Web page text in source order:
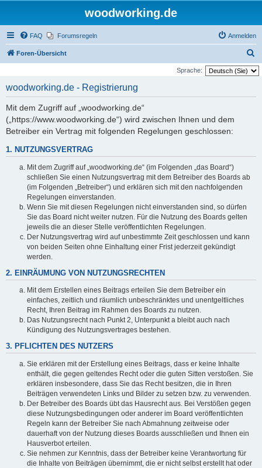
woodworking.de
FAQ Forumsregeln Anmelden
Foren-Übersicht
u
Sprache:
woodworking.de - Registrierung
Mit dem Zugriff auf „woodworking.de“
(„https://www.woodworking.de“) wird zwischen Ihnen und dem
Betreiber ein Vertrag mit folgenden Regelungen geschlossen:
1. NUTZUNGSVERTRAG
Mit dem Zugriff auf „woodworking.de“ (im Folgenden „das Board“)
schließen Sie einen Nutzungsvertrag mit dem Betreiber des Boards ab
(im Folgenden „Betreiber“) und erklären sich mit den nachfolgenden
Regelungen einverstanden.
Wenn Sie mit diesen Regelungen nicht einverstanden sind, so dürfen
Sie das Board nicht weiter nutzen. Für die Nutzung des Boards gelten
jeweils die an dieser Stelle veröffentlichten Regelungen.
Der Nutzungsvertrag wird auf unbestimmte Zeit geschlossen und kann
von beiden Seiten ohne Einhaltung einer Frist jederzeit gekündigt
werden.
2. EINRÄUMUNG VON NUTZUNGSRECHTEN
Mit dem Erstellen eines Beitrags erteilen Sie dem Betreiber ein
einfaches, zeitlich und räumlich unbeschränktes und unentgeltliches
Recht, Ihren Beitrag im Rahmen des Boards zu nutzen.
Das Nutzungsrecht nach Punkt 2, Unterpunkt a bleibt auch nach
Kündigung des Nutzungsvertrages bestehen.
3. PFLICHTEN DES NUTZERS
Sie erklären mit der Erstellung eines Beitrags, dass er keine Inhalte
enthält, die gegen geltendes Recht oder die guten Sitten verstoßen. Sie
erklären insbesondere, dass Sie das Recht besitzen, die in Ihren
Beiträgen verwendeten Links und Bilder zu setzen bzw. zu verwenden.
Der Betreiber des Boards übt das Hausrecht aus. Bei Verstößen gegen
diese Nutzungsbedingungen oder anderer im Board veröffentlichten
Regeln kann der Betreiber Sie nach Abmahnung zeitweise oder
dauerhaft von der Nutzung dieses Boards ausschließen und Ihnen ein
Hausverbot erteilen.
Sie nehmen zur Kenntnis, dass der Betreiber keine Verantwortung für
die Inhalte von Beiträgen übernimmt, die er nicht selbst erstellt hat oder